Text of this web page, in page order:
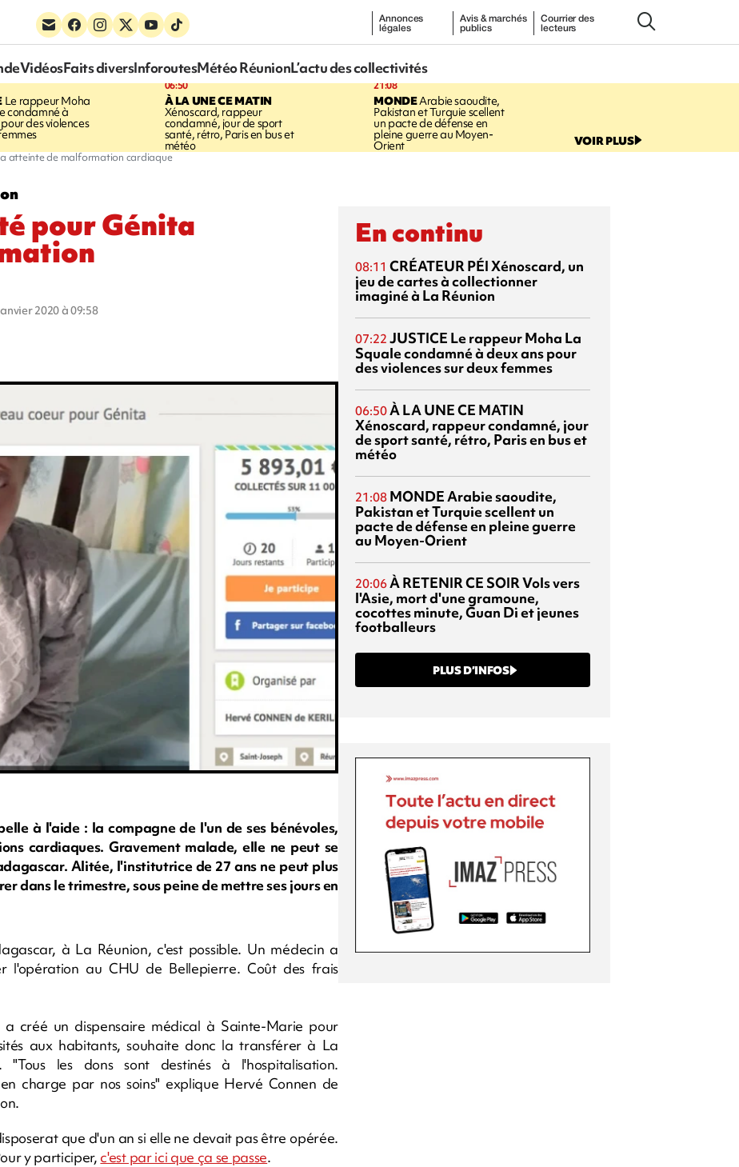
Annonces
légales
Avis & marchés
publics
Courrier des
lecteurs
VidéosFaits diversInforoutesMétéo RéunionL’actu des collectivités
Le rappeur Moha
condamné à
des violences
06:50
À LA UNE CE MATIN
Xénoscard, rappeur
condamné, jour de sport
santé, rétro, Paris en bus et
météo
21:08
MONDEArabie saoudite,
Pakistan et Turquie scellent
un pacte de défense en
pleine guerre au Moyen-
Orient VOIR PLUS
atteinte de malformation cardiaque
pour Génita
2020 à 09:58
à l'aide : la compagne de l'un de ses bénévoles,
cardiaques. Gravement malade, elle ne peut se
Alitée, l'institutrice de 27 ans ne peut plus
dans le trimestre, sous peine de mettre ses jours en
à La Réunion, c'est possible. Un médecin a
l'opération au CHU de Bellepierre. Coût des frais
a créé un dispensaire médical à Sainte-Marie pour
aux habitants, souhaite donc la transférer à La
les dons sont destinés à l'hospitalisation.
charge par nos soins" explique Hervé Connen de
que d'un an si elle ne devait pas être opérée.
y participer, c'est par ici que ça se passe.
En continu
08:11 CRÉATEUR PÉIXénoscard, un
jeu de cartes à collectionner
imaginé à La Réunion
07:22 JUSTICE Le rappeur Moha La
Squale condamné à deux ans pour
des violences sur deux femmes
06:50À LA UNE CE MATIN
Xénoscard, rappeur condamné, jour
de sport santé, rétro, Paris en bus et
météo
21:08 MONDEArabie saoudite,
Pakistan et Turquie scellent un
pacte de défense en pleine guerre
au Moyen-Orient
20:06À RETENIR CE SOIRVols vers
l'Asie, mort d'une gramoune,
cocottes minute, Guan Di et jeunes
footballeurs
PLUS D’INFOS